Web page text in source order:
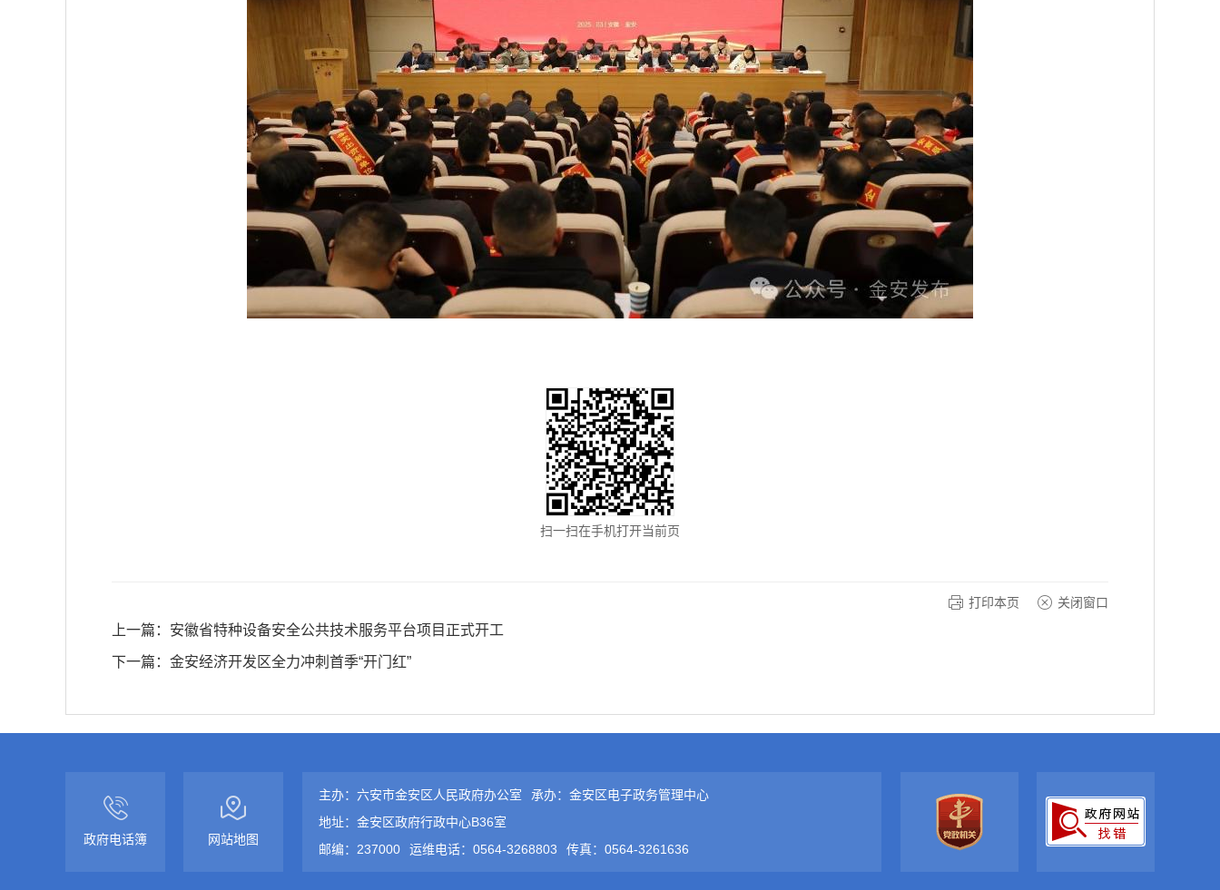
扫一扫在手机打开当前页
打印本页 关闭窗口
上一篇： 安徽省特种设备安全公共技术服务平台项目正式开工
下一篇： 金安经济开发区全力冲刺首季“开门红”
政府电话簿 网站地图
主办：六安市金安区人民政府办公室
承办：金安区电子政务管理中心
地址：金安区政府行政中心B36室
邮编：237000
运维电话：0564-3268803 传真：0564-3261636